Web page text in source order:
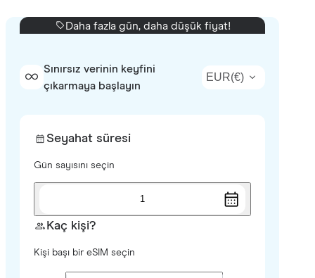
Daha fazla gün, daha düşük fiyat!
Sınırsız verinin keyfini
çıkarmaya başlayın
EUR(€)
Seyahat süresi
Gün sayısını seçin
1
Kaç kişi?
Kişi başı bir eSIM seçin